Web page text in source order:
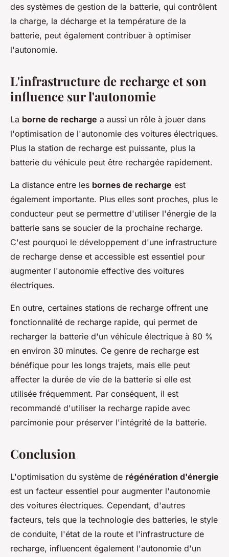
des systèmes de gestion de la batterie, qui contrôlent
la charge, la décharge et la température de la
batterie, peut également contribuer à optimiser
l'autonomie.
L'infrastructure de recharge et son
influence sur l'autonomie
La borne de recharge a aussi un rôle à jouer dans
l'optimisation de l'autonomie des voitures électriques.
Plus la station de recharge est puissante, plus la
batterie du véhicule peut être rechargée rapidement.
La distance entre les bornes de recharge est
également importante. Plus elles sont proches, plus le
conducteur peut se permettre d'utiliser l'énergie de la
batterie sans se soucier de la prochaine recharge.
C'est pourquoi le développement d'une infrastructure
de recharge dense et accessible est essentiel pour
augmenter l'autonomie effective des voitures
électriques.
En outre, certaines stations de recharge offrent une
fonctionnalité de recharge rapide, qui permet de
recharger la batterie d'un véhicule électrique à 80 %
en environ 30 minutes. Ce genre de recharge est
bénéfique pour les longs trajets, mais elle peut
affecter la durée de vie de la batterie si elle est
utilisée fréquemment. Par conséquent, il est
recommandé d'utiliser la recharge rapide avec
parcimonie pour préserver l'intégrité de la batterie.
Conclusion
L'optimisation du système de régénération d'énergie
est un facteur essentiel pour augmenter l'autonomie
des voitures électriques. Cependant, d'autres
facteurs, tels que la technologie des batteries, le style
de conduite, l'état de la route et l'infrastructure de
recharge, influencent également l'autonomie d'un